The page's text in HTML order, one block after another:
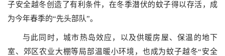
子安全越冬创造了有利条件，在冬季潜伏的蚊子得以存活，成
为今年春季的“先头部队”。
与此同时，城市热岛效应，以及供暖房屋、保温的地下
室、郊区农业大棚等局部温暖小环境，也成为蚊子越冬“安全